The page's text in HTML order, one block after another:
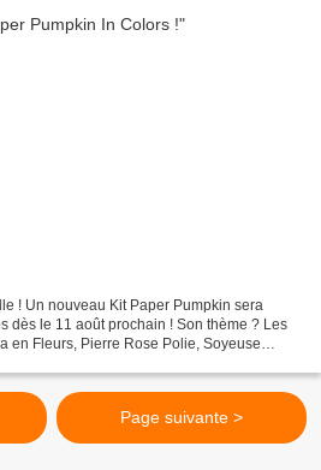
! Un nouveau Kit Paper Pumpkin sera
dès le 11 août prochain ! Son thème ? Les
en Fleurs, Pierre Rose Polie, Soyeuse
Page suivante >